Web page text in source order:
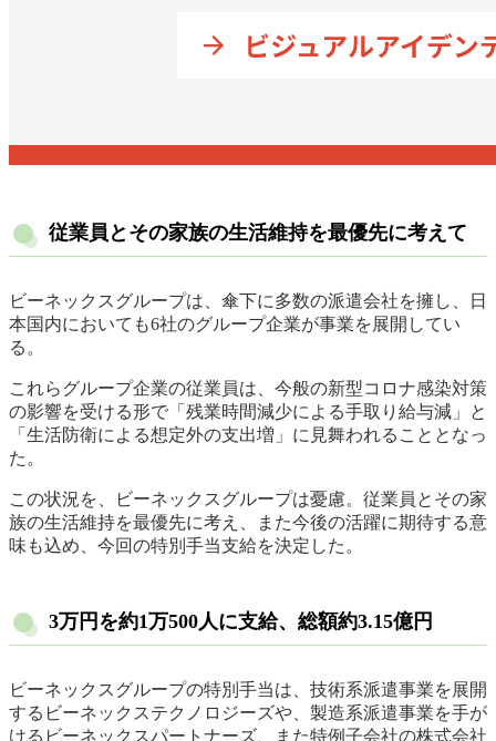
従業員とその家族の生活維持を最優先に考えて
ビーネックスグループは、傘下に多数の派遣会社を擁し、日
本国内においても6社のグループ企業が事業を展開してい
る。
これらグループ企業の従業員は、今般の新型コロナ感染対策
の影響を受ける形で「残業時間減少による手取り給与減」と
「生活防衛による想定外の支出増」に見舞われることとなっ
た。
この状況を、ビーネックスグループは憂慮。従業員とその家
族の生活維持を最優先に考え、また今後の活躍に期待する意
味も込め、今回の特別手当支給を決定した。
3万円を約1万500人に支給、総額約3.15億円
ビーネックスグループの特別手当は、技術系派遣事業を展開
するビーネックステクノロジーズや、製造系派遣事業を手が
けるビーネックスパートナーズ、また特例子会社の株式会社